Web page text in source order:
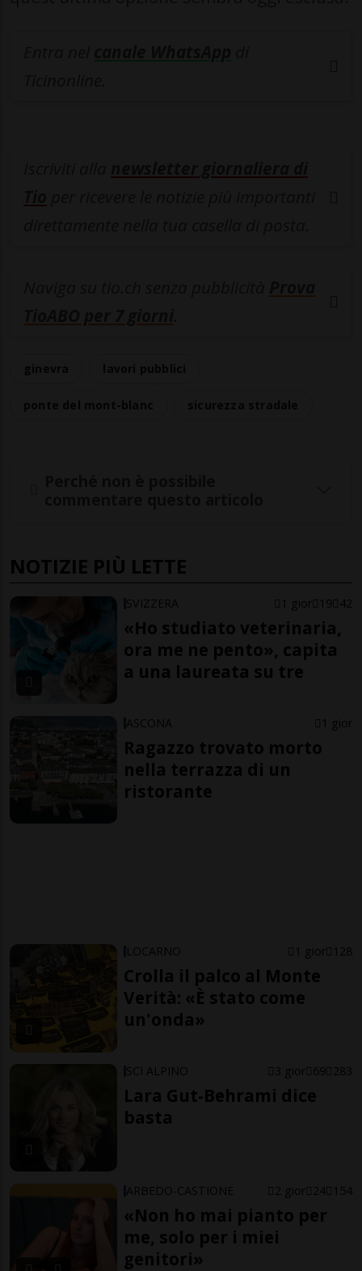
NOTIZIE PIÙ LETTE
SVIZZERA 1 gior 19 42
«Ho studiato veterinaria,
ora me ne pento», capita
a una laureata su tre
ASCONA 1 gior
Ragazzo trovato morto
nella terrazza di un
ristorante
LOCARNO 1 gior 128
Crolla il palco al Monte
Verità: «È stato come
un'onda»
SCI ALPINO 3 gior 69 283
Lara Gut-Behrami dice
basta
ARBEDO-CASTIONE 2 gior 24 154
«Non ho mai pianto per
me, solo per i miei
genitori»